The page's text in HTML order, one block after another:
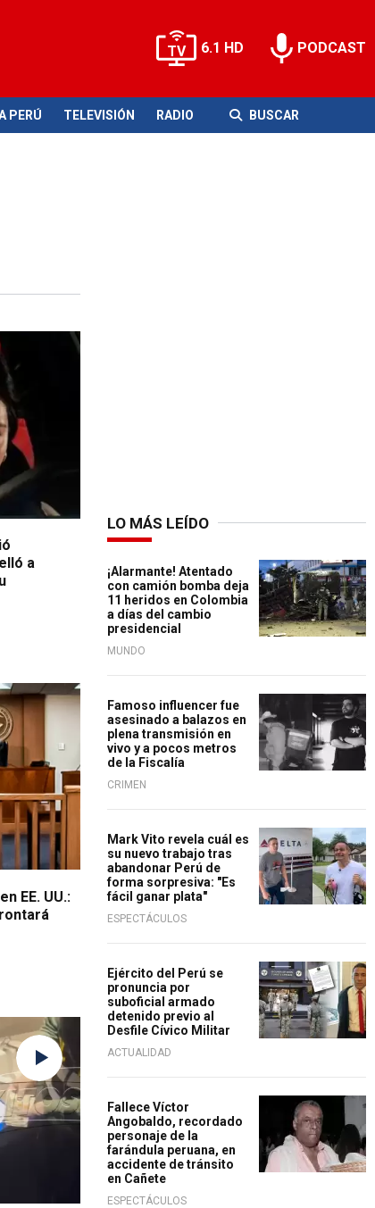
6.1 HD PODCAST
PERÚ TELEVISIÓN RADIO BUSCAR
a
EE. UU.:
LO MÁS LEÍDO
¡Alarmante! Atentado
con camión bomba deja
11 heridos en Colombia
a días del cambio
presidencial
MUNDO
Famoso influencer fue
asesinado a balazos en
plena transmisión en
vivo y a pocos metros
de la Fiscalía
CRIMEN
Mark Vito revela cuál es
su nuevo trabajo tras
abandonar Perú de
forma sorpresiva: "Es
fácil ganar plata"
ESPECTÁCULOS
Ejército del Perú se
pronuncia por
suboficial armado
detenido previo al
Desfile Cívico Militar
ACTUALIDAD
Fallece Víctor
Angobaldo, recordado
personaje de la
farándula peruana, en
accidente de tránsito
en Cañete
ESPECTÁCULOS